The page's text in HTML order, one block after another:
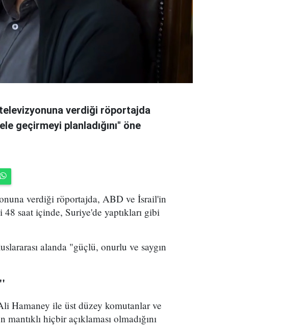
verdiği röportajda
geçirmeyi planladığını" öne
verdiği röportajda, ABD ve İsrail'in
saat içinde, Suriye'de yaptıkları gibi
alanda "güçlü, onurlu ve saygın
Hamaney ile üst düzey komutanlar ve
hiçbir açıklaması olmadığını